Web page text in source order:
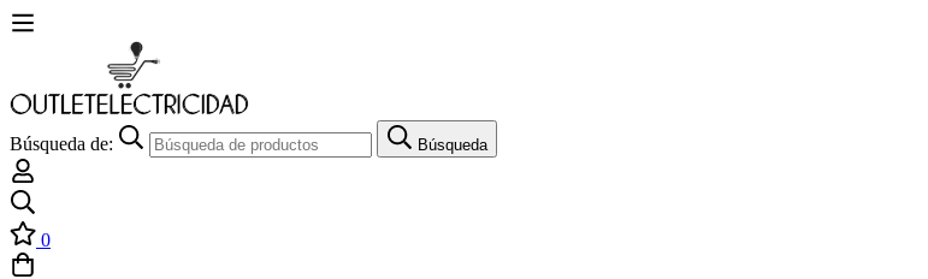
Búsqueda de: Búsqueda
0